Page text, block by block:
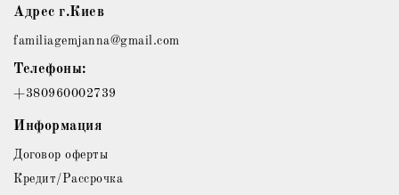
Адрес г.Киев
familiagemjanna@gmail.com
Телефоны:
+380960002739
Информация
Договор оферты
Кредит/Рассрочка